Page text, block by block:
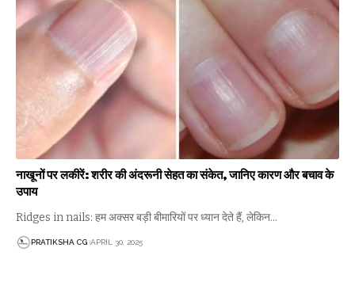
नाखूनों पर लकीरें: शरीर की अंदरूनी सेहत का संकेत, जानिए कारण और बचाव के
उपाय
Ridges in nails: हम अक्सर बड़ी बीमारियों पर ध्यान देते हैं, लेकिन…
PRATIKSHA CG APRIL 30, 2025